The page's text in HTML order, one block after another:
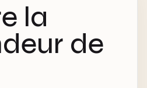
la
de